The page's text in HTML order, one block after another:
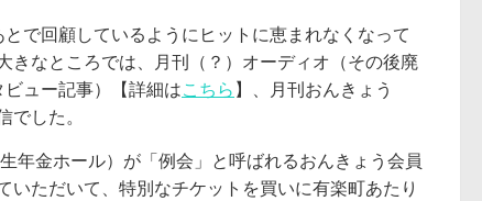
で回顧しているようにヒットに恵まれなくなって
きなところでは、月刊（？）オーディオ（その後廃
ュー記事）【詳細は こちら 】、月刊おんきょう
でした。
年金ホール）が「例会」と呼ばれるおんきょう会員
ただいて、特別なチケットを買いに有楽町あたり